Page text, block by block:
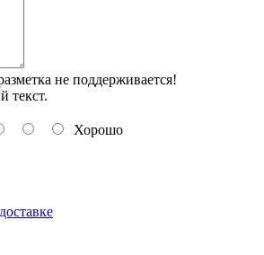
не поддерживается!
текст.
Хорошо